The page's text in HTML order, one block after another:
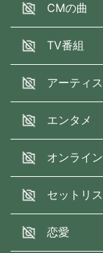
CMの曲
TV番組
アーティ
エンタメ
オンライ
セットリ
恋愛